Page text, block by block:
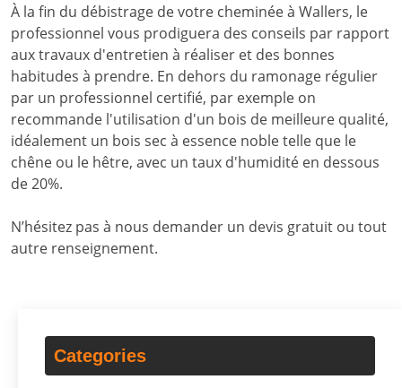
À la fin du débistrage de votre cheminée à Wallers, le
professionnel vous prodiguera des conseils par rapport
aux travaux d'entretien à réaliser et des bonnes
habitudes à prendre. En dehors du ramonage régulier
par un professionnel certifié, par exemple on
recommande l'utilisation d'un bois de meilleure qualité,
idéalement un bois sec à essence noble telle que le
chêne ou le hêtre, avec un taux d'humidité en dessous
de 20%.
N’hésitez pas à nous demander un devis gratuit ou tout
autre renseignement.
Categories